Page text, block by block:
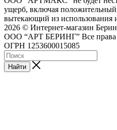
ущерб, включая
вытекающий из использования
2026 © Интернет-магазин
ООО “АРТ БЕРИНГ” Все
ОГРН 1253600015085
Найти